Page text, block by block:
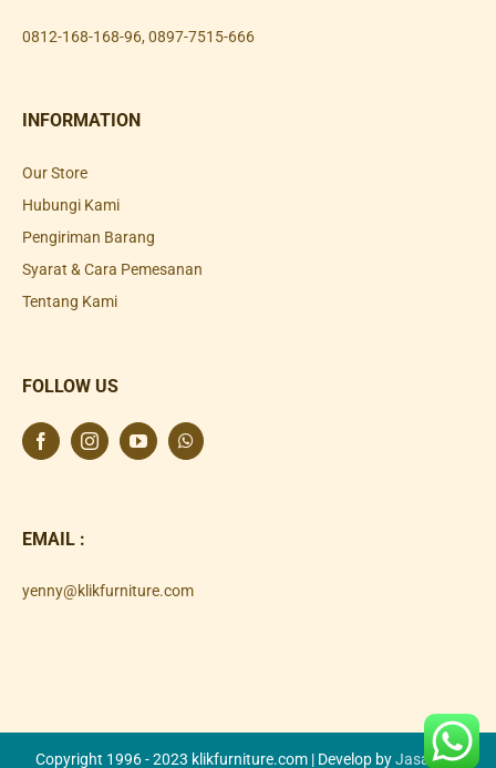
0812-168-168-96, 0897-7515-666
INFORMATION
Our Store
Hubungi Kami
Pengiriman Barang
Syarat & Cara Pemesanan
Tentang Kami
FOLLOW US
EMAIL :
yenny@klikfurniture.com
Copyright 1996 - 2023 klikfurniture.com | Develop byJasa SEO